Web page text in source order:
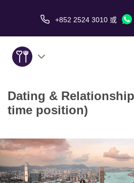
+852 2524 3010 或
關於我們
愛情故事
傳媒報導
Dating &
time position)